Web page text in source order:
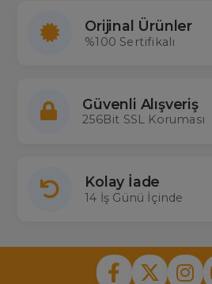
Orijinal Ürünler
%100 Sertifikalı
Güvenli Alışveriş
256Bit SSL Koruması
Kolay İade
14 İş Günü İçinde